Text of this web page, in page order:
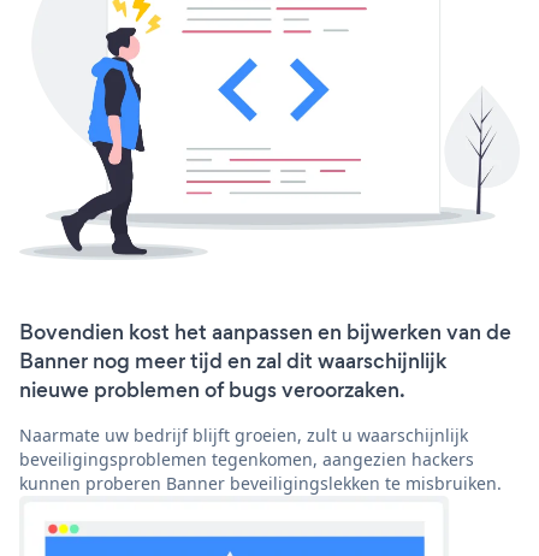
Bovendien kost het aanpassen en bijwerken van de
Banner nog meer tijd en zal dit waarschijnlijk
nieuwe problemen of bugs veroorzaken.
Naarmate uw bedrijf blijft groeien, zult u waarschijnlijk
beveiligingsproblemen tegenkomen, aangezien hackers
kunnen proberen Banner beveiligingslekken te misbruiken.